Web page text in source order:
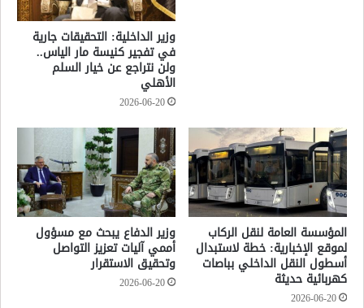
وزير الداخلية: التحقيقات جارية
في تفجير كنيسة مار الياس..
ولن نتراجع عن خيار السلم
الأهلي
2026-06-20
المؤسسة العامة لنقل الركاب
لموقع الإخبارية: خطة لاستبدال
أسطول النقل الداخلي بباصات
كهربائية حديثة
2026-06-20
وزير الدفاع يبحث مع مسؤول
أممي آليات تعزيز التواصل
وتحقيق الاستقرار
2026-06-20